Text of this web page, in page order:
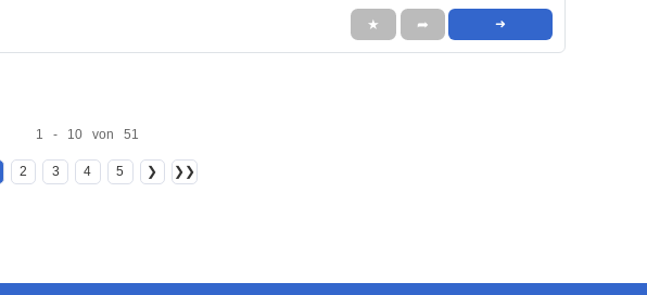
★ ➦ ➜
1 - 10 von 51
2 3 4 5 ❯ ❯❯